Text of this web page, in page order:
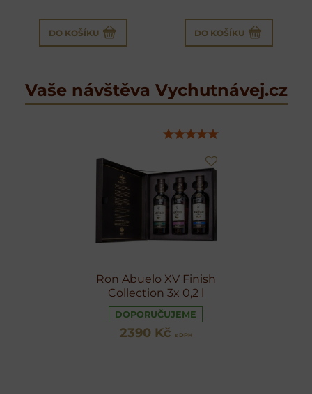
DO KOŠÍKU DO KOŠÍKU
Vaše návštěva Vychutnávej.cz
Ron Abuelo XV Finish
Collection 3x 0,2 l
DOPORUČUJEME
2390 Kč s DPH